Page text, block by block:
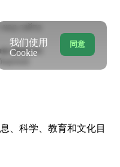
сайта
форум:
、科学、教育和文化目
同意
我们使用
Cookie